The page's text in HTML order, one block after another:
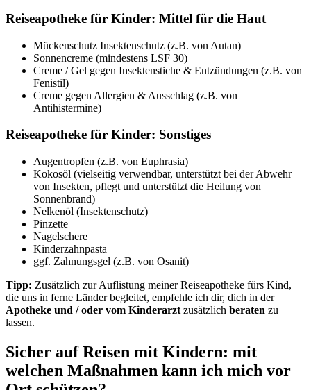
Reiseapotheke für Kinder: Mittel für die Haut
Mückenschutz Insektenschutz (z.B. von Autan)
Sonnencreme (mindestens LSF 30)
Creme / Gel gegen Insektenstiche & Entzündungen (z.B. von
Fenistil)
Creme gegen Allergien & Ausschlag (z.B. von
Antihistermine)
Reiseapotheke für Kinder: Sonstiges
Augentropfen (z.B. von Euphrasia)
Kokosöl (vielseitig verwendbar, unterstützt bei der Abwehr
von Insekten, pflegt und unterstützt die Heilung von
Sonnenbrand)
Nelkenöl (Insektenschutz)
Pinzette
Nagelschere
Kinderzahnpasta
ggf. Zahnungsgel (z.B. von Osanit)
Tipp: Zusätzlich zur Auflistung meiner Reiseapotheke fürs Kind,
die uns in ferne Länder begleitet, empfehle ich dir, dich in der
Apotheke und / oder vom Kinderarzt zusätzlich beraten zu
lassen.
Sicher auf Reisen mit Kindern: mit
welchen Maßnahmen kann ich mich vor